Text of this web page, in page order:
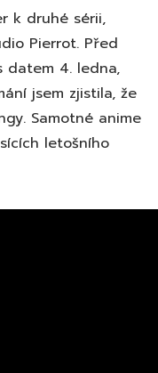
k druhé sérii,
Pierrot. Před
datem 4. ledna,
jsem zjistila, že
Samotné anime
letošního